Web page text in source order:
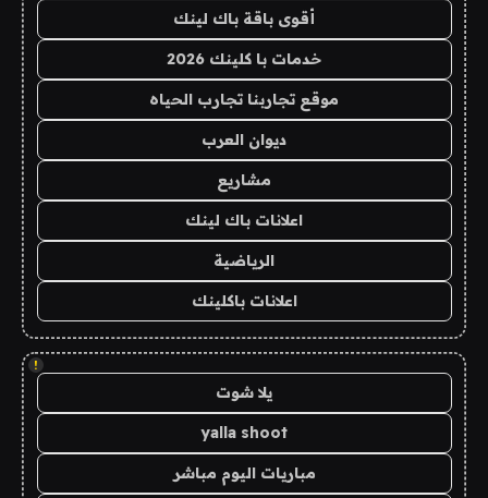
أقوى باقة باك لينك
خدمات با كلينك 2026
موقع تجاربنا تجارب الحياه
ديوان العرب
مشاريع
اعلانات باك لينك
الرياضية
اعلانات باكلينك
!
يلا شوت
yalla shoot
مباريات اليوم مباشر